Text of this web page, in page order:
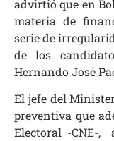
advirtió que en
materia de
serie de
de los
Hernando José
El jefe del
preventiva que
Electoral -CNE-,